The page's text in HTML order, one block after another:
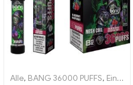
Alle, BANG 36000 PUFFS, Einweg E-Zigaretten